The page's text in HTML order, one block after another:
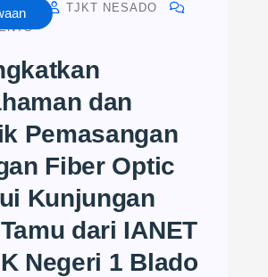
2024
TJKT NESADO
dan
Pemasangan
Fiber Optic
Kunjungan
dari IANET
Negeri 1 Blado